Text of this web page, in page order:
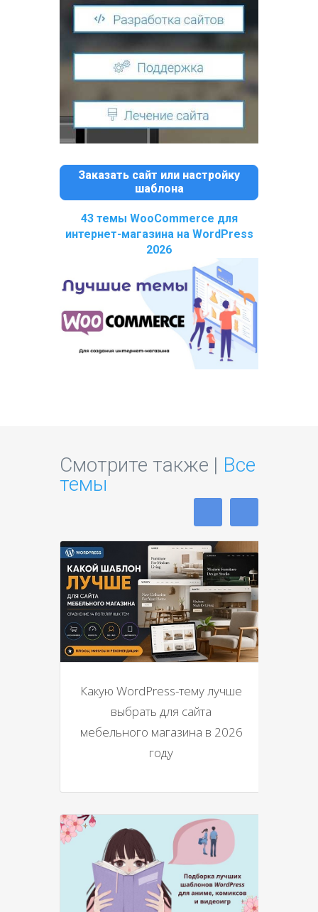
Заказать сайт или настройку
шаблона
43 темы WooCommerce для
интернет-магазина на WordPress
2026
Смотрите также | Все
темы
Какую WordPress-тему лучше
выбрать для сайта
мебельного магазина в 2026
году